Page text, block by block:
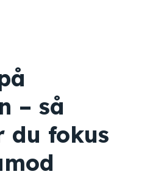
– så
du fokus